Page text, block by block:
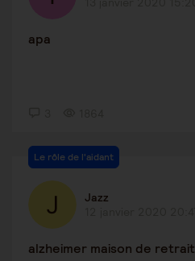
apa
Le rôle de l'aidant
Jazz
alzheimer maison de